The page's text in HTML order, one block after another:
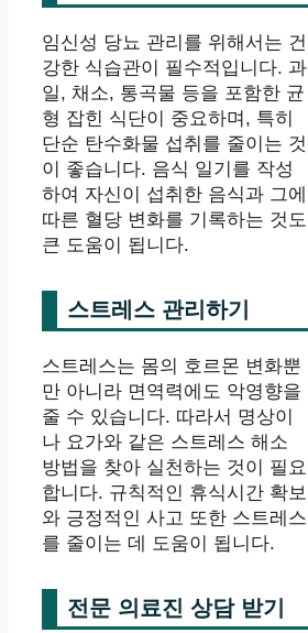
임신성 당뇨 관리를 위해서는 건
강한 식습관이 필수적입니다. 과
일, 채소, 통곡물 등을 포함한 균
형 잡힌 식단이 중요하며, 특히
단순 탄수화물 섭취를 줄이는 것
이 좋습니다. 음식 일기를 작성
하여 자신이 섭취한 음식과 그에
따른 혈당 변화를 기록하는 것도
큰 도움이 됩니다.
스트레스 관리하기
스트레스는 몸의 호르몬 변화뿐
만 아니라 면역력에도 악영향을
줄 수 있습니다. 따라서 명상이
나 요가와 같은 스트레스 해소
방법을 찾아 실천하는 것이 필요
합니다. 규칙적인 휴식시간 확보
와 긍정적인 사고 또한 스트레스
를 줄이는 데 도움이 됩니다.
전문 의료진 상담 받기